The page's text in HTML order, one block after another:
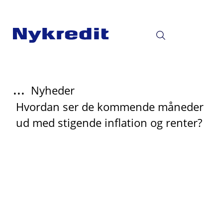
... Nyheder
Hvordan ser de kommende måneder
ud med stigende inflation og renter?